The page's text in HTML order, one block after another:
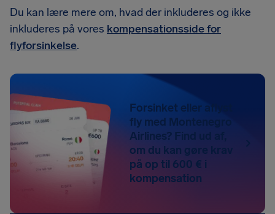
Du kan lære mere om, hvad der inkluderes og ikke
inkluderes på vores kompensationsside for
flyforsinkelse.
Forsinket eller aflyst
fly med Montenegro
Airlines? Find ud af,
om du kan gøre krav
på op til 600 € i
kompensation